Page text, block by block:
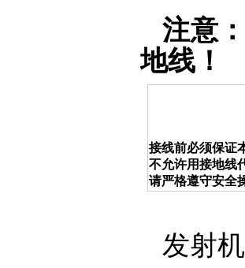
注意
地线！
接线前必须保证
不允许用接地线
请严格遵守安全
发射